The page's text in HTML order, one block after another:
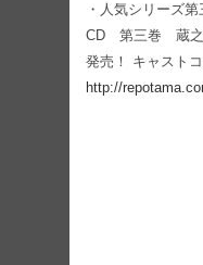
・人気シリーズ
CD 第三巻 蔵之
発売！ キャスト
http://